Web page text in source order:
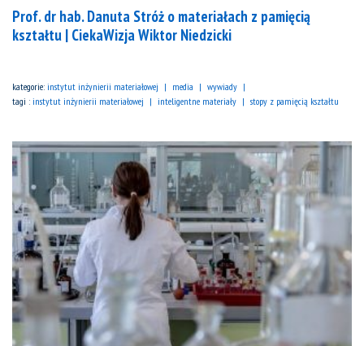
Prof. dr hab. Danuta Stróż o materiałach z pamięcią
kształtu | CiekaWizja Wiktor Niedzicki
kategorie: instytut inżynierii materiałowej media
wywiady
tagi : instytut inżynierii materiałowej inteligentne materiały stopy z pamięcią kształtu